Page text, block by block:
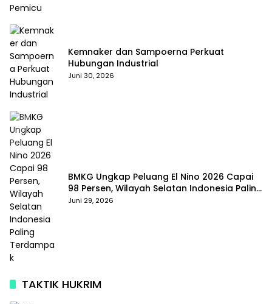
Kemnaker dan Sampoerna Perkuat
Hubungan Industrial
Juni 30, 2026
BMKG Ungkap Peluang El Nino 2026 Capai
98 Persen, Wilayah Selatan Indonesia Paling
Terdampak
Juni 29, 2026
TAKTIK HUKRIM